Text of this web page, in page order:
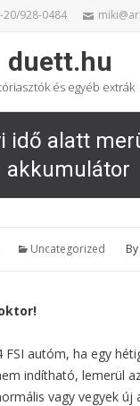
20/928-0484
duett.hu
és egyéb extrák
idő alatt
akkumulátor
Uncategorized By
FSI autóm, ha egy
indítható, lemerül
vagy vegyek új